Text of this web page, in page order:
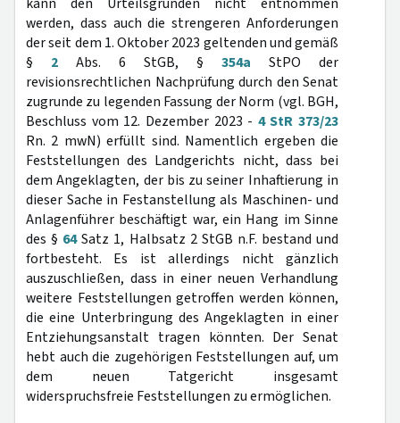
werden, dass auch die strengeren Anforderungen
der seit dem 1. Oktober 2023 geltenden und gemäß
§ 2 Abs. 6 StGB, § 354a StPO der
revisionsrechtlichen Nachprüfung durch den Senat
zugrunde zu legenden Fassung der Norm (vgl. BGH,
Beschluss vom 12. Dezember 2023 - 4 StR 373/23
Rn. 2 mwN) erfüllt sind. Namentlich ergeben die
Feststellungen des Landgerichts nicht, dass bei
dem Angeklagten, der bis zu seiner Inhaftierung in
dieser Sache in Festanstellung als Maschinen- und
Anlagenführer beschäftigt war, ein Hang im Sinne
des § 64Satz 1, Halbsatz 2 StGB n.F. bestand und
fortbesteht. Es ist allerdings nicht gänzlich
auszuschließen, dass in einer neuen Verhandlung
weitere Feststellungen getroffen werden können,
die eine Unterbringung des Angeklagten in einer
Entziehungsanstalt tragen könnten. Der Senat
hebt auch die zugehörigen Feststellungen auf, um
dem neuen Tatgericht insgesamt
widerspruchsfreie Feststellungen zu ermöglichen.